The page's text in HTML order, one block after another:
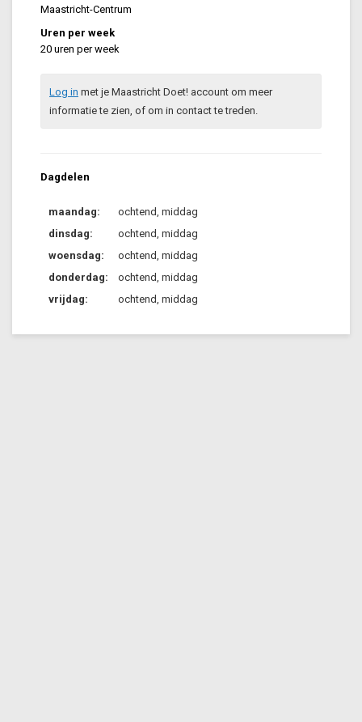
Maastricht-Centrum
Uren per week
20 uren per week
Log in met je Maastricht Doet! account om meer
informatie te zien, of om in contact te treden.
Dagdelen
maandag:
ochtend, middag
dinsdag:
ochtend, middag
woensdag:
ochtend, middag
donderdag:
ochtend, middag
vrijdag:
ochtend, middag